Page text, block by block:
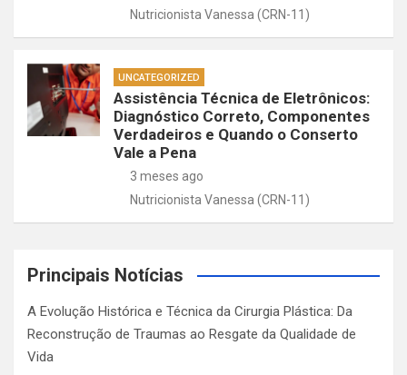
Nutricionista Vanessa (CRN-11)
UNCATEGORIZED
Assistência Técnica de Eletrônicos:
Diagnóstico Correto, Componentes
Verdadeiros e Quando o Conserto
Vale a Pena
3 meses ago
Nutricionista Vanessa (CRN-11)
Principais Notícias
A Evolução Histórica e Técnica da Cirurgia Plástica: Da
Reconstrução de Traumas ao Resgate da Qualidade de
Vida